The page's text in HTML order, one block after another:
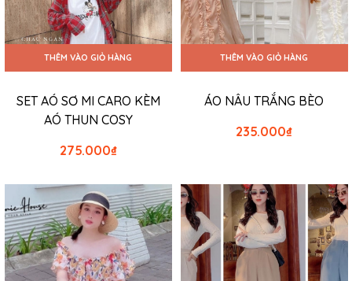
THÊM VÀO GIỎ HÀNG
SET AÓ SƠ MI CARO KÈM
AÓ THUN COSY
₫
275.000
THÊM VÀO GIỎ HÀNG
ÁO NÂU TRẮNG BÈO
₫
235.000